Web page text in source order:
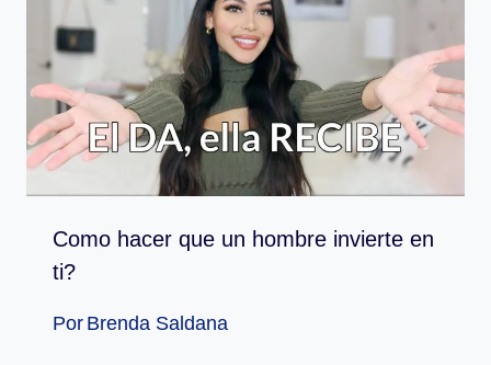
Como hacer que un hombre invierte en
ti?
Por Brenda Saldana